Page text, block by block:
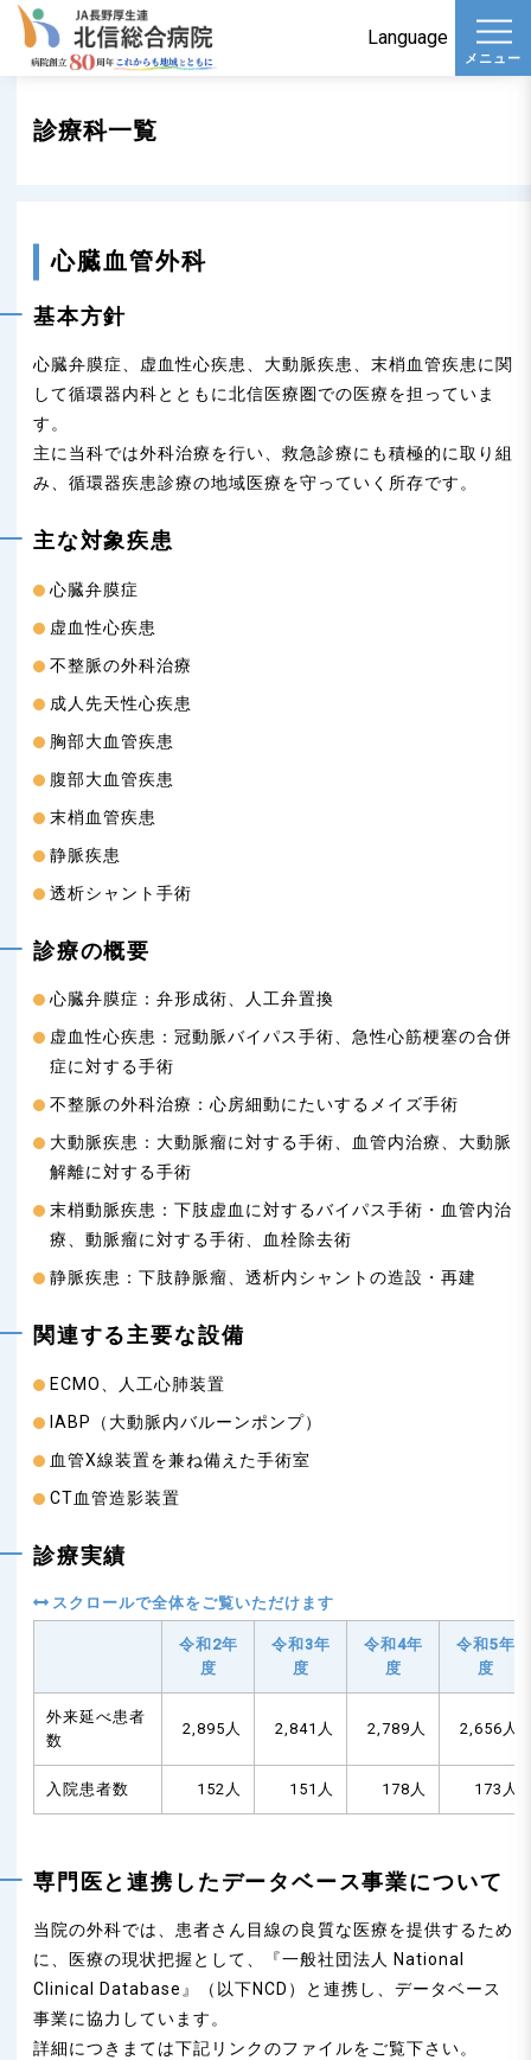
Language
t
o
g
i
メニュー
診療科一覧
心臓血管外科
基本方針
心臓弁膜症、虚血性心疾患、大動脈疾患、末梢血管疾患に関
して循環器内科とともに北信医療圏での医療を担っていま
す。
主に当科では外科治療を行い、救急診療にも積極的に取り組
み、循環器疾患診療の地域医療を守っていく所存です。
主な対象疾患
心臓弁膜症
虚血性心疾患
不整脈の外科治療
成人先天性心疾患
胸部大血管疾患
腹部大血管疾患
末梢血管疾患
静脈疾患
透析シャント手術
診療の概要
心臓弁膜症：弁形成術、人工弁置換
虚血性心疾患：冠動脈バイパス手術、急性心筋梗塞の合併
症に対する手術
不整脈の外科治療：心房細動にたいするメイズ手術
大動脈疾患：大動脈瘤に対する手術、血管内治療、大動脈
解離に対する手術
末梢動脈疾患：下肢虚血に対するバイパス手術・血管内治
療、動脈瘤に対する手術、血栓除去術
静脈疾患：下肢静脈瘤、透析内シャントの造設・再建
関連する主要な設備
ECMO、人工心肺装置
IABP（大動脈内バルーンポンプ）
血管X線装置を兼ね備えた手術室
CT血管造影装置
診療実績
令和2年
度
令和3年
度
令和4年
度
令和5年
度
外来延べ患者
数
2,895人 2,841人 2,789人 2,656人
入院患者数 152人 151人 178人 173人
専門医と連携したデータベース事業について
当院の外科では、患者さん目線の良質な医療を提供するため
に、医療の現状把握として、『一般社団法人 National
Clinical Database』（以下NCD）と連携し、データベース
事業に協力しています。
詳細につきまては下記リンクのファイルをご覧下さい。